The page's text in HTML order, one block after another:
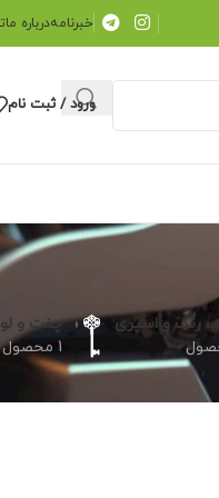
خبرنامهدرباره ما
ورود / ثبت نام
رنگ و اسپری
چفت و
1 محصول